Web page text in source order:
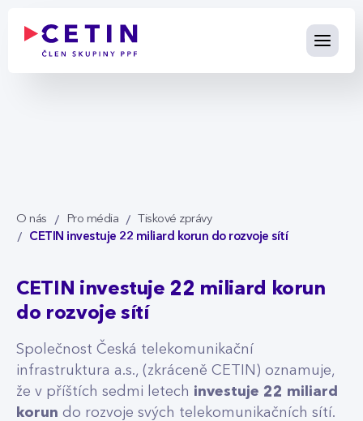
O nás Pro média Tiskové zprávy
CETIN investuje 22 miliard korun do rozvoje sítí
CETIN investuje 22 miliard korun
do rozvoje sítí
Společnost Česká telekomunikační
infrastruktura a.s., (zkráceně CETIN) oznamuje,
že v příštích sedmi letech investuje 22 miliard
korun do rozvoje svých telekomunikačních sítí.